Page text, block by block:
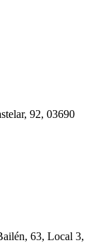
92, 03690
63, Local 3,